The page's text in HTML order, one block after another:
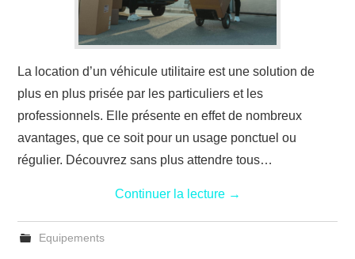
La location d’un véhicule utilitaire est une solution de
plus en plus prisée par les particuliers et les
professionnels. Elle présente en effet de nombreux
avantages, que ce soit pour un usage ponctuel ou
régulier. Découvrez sans plus attendre tous…
Continuer la lecture →
Equipements